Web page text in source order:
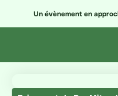
Un évènement en